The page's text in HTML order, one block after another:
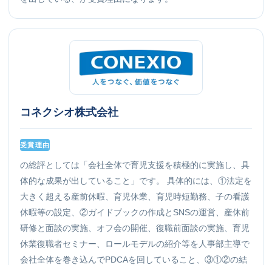
コネクシオ株式会社
受賞理由
の総評としては「会社全体で育児支援を積極的に実施し、具
体的な成果が出していること」です。 具体的には、①法定を
大きく超える産前休暇、育児休業、育児時短勤務、子の看護
休暇等の設定、②ガイドブックの作成とSNSの運営、産休前
研修と面談の実施、オフ会の開催、復職前面談の実施、育児
休業復職者セミナー、ロールモデルの紹介等を人事部主導で
会社全体を巻き込んでPDCAを回していること、③①②の結